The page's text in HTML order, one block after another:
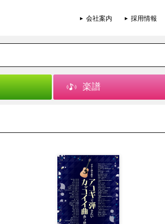
会社案内 採用情報
楽譜